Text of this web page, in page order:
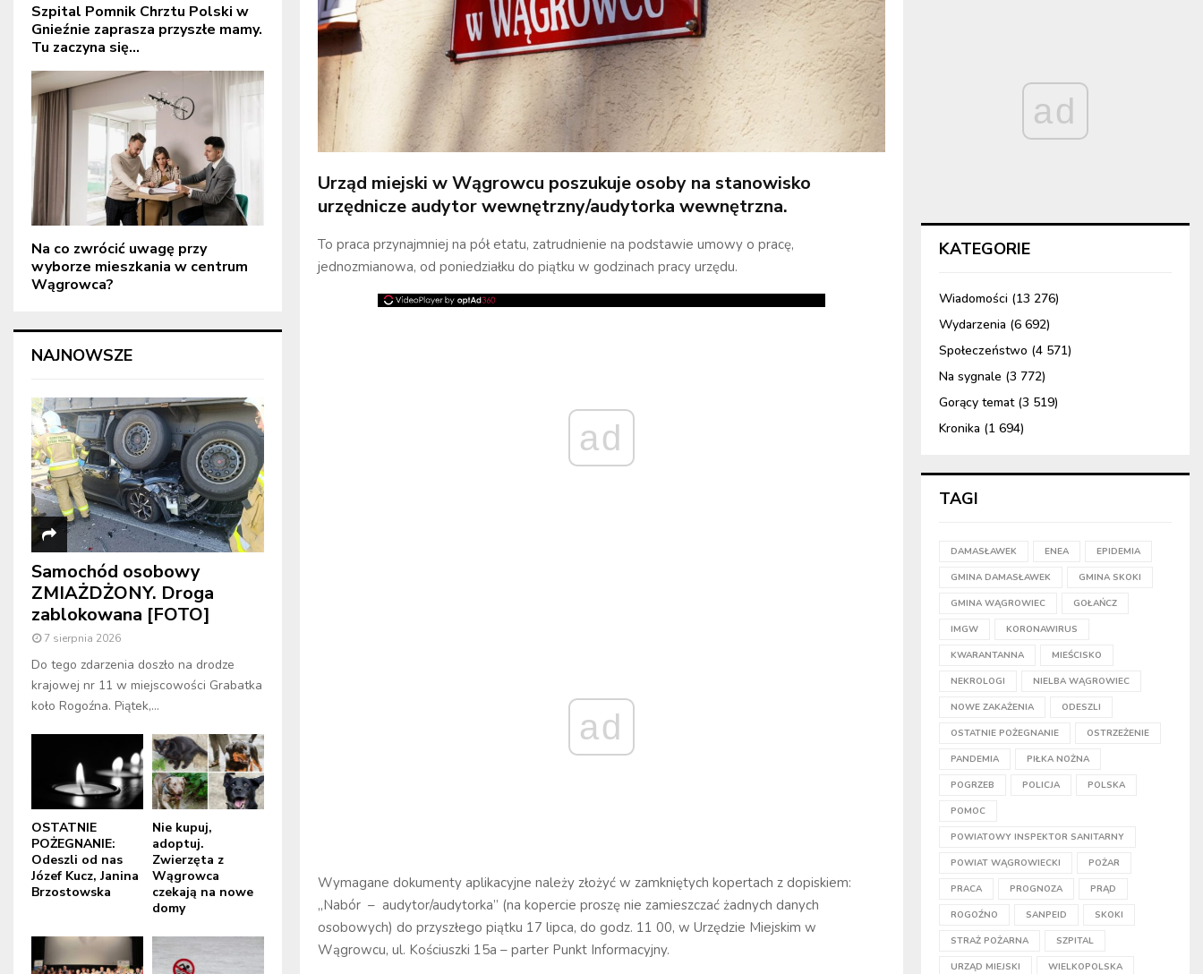
Urząd miejski w Wągrowcu poszukuje osoby na stanowisko
urzędnicze audytor wewnętrzny/audytorka wewnętrzna.
To praca przynajmniej na pół etatu, zatrudnienie na podstawie umowy o pracę,
jednozmianowa, od poniedziałku do piątku w godzinach pracy urzędu.
ad
ad
Wymagane dokumenty aplikacyjne należy złożyć w zamkniętych kopertach z dopiskiem:
„Nabór – audytor/audytorka” (na kopercie proszę nie zamieszczać żadnych danych
osobowych) do przyszłego piątku 17 lipca, do godz. 11 00, w Urzędzie Miejskim w
Wągrowcu, ul. Kościuszki 15a – parter Punkt Informacyjny.
Szpital Pomnik Chrztu Polski w
Gnieźnie zaprasza przyszłe mamy.
Tu zaczyna się...
Na co zwrócić uwagę przy
wyborze mieszkania w centrum
Wągrowca?
NAJNOWSZE
Samochód osobowy
ZMIAŻDŻONY. Droga
zablokowana [FOTO]
7 sierpnia 2026
Do tego zdarzenia doszło na drodze
krajowej nr 11 w miejscowości Grabatka
koło Rogoźna. Piątek,...
OSTATNIE
POŻEGNANIE:
Odeszli od nas
Józef Kucz, Janina
Brzostowska
Nie kupuj,
adoptuj.
Zwierzęta z
Wągrowca
czekają na nowe
domy
ad
KATEGORIE
Wiadomości (13 276)
Wydarzenia (6 692)
Społeczeństwo (4 571)
Na sygnale (3 772)
Gorący temat(3 519)
Kronika (1 694)
TAGI
DAMASŁAWEK ENEA EPIDEMIA
GMINA DAMASŁAWEK GMINA SKOKI
GMINA WĄGROWIEC GOŁAŃCZ
IMGW KORONAWIRUS
KWARANTANNA MIEŚCISKO
NEKROLOGI NIELBA WĄGROWIEC
NOWE ZAKAŻENIA ODESZLI
OSTATNIE POŻEGNANIE OSTRZEŻENIE
PANDEMIA PIŁKA NOŻNA
POGRZEB POLICJA POLSKA
POMOC
POWIATOWY INSPEKTOR SANITARNY
POWIAT WĄGROWIECKI POŻAR
PRACA PROGNOZA PRĄD
ROGOŹNO SANPEID SKOKI
STRAŻ POŻARNA SZPITAL
URZĄD MIEJSKI WIELKOPOLSKA